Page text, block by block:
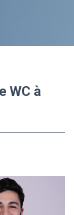
WC à